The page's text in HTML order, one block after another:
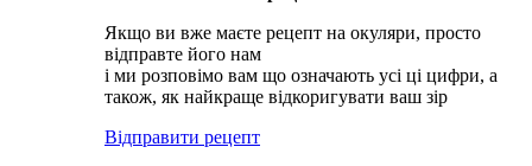
Якщо ви вже маєте рецепт на окуляри, просто
відправте його нам
і ми розповімо вам що означають усі ці цифри, а
також, як найкраще відкоригувати ваш зір
Відправити рецепт